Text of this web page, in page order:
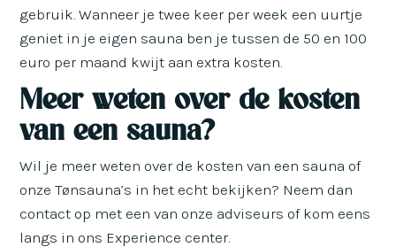
gebruik. Wanneer je twee keer per week een uurtje
geniet in je eigen sauna ben je tussen de 50 en 100
euro per maand kwijt aan extra kosten.
Meer weten over de kosten
van een sauna?
Wil je meer weten over de kosten van een sauna of
onze Tønsauna’s in het echt bekijken? Neem dan
contact op met een van onze adviseurs of kom eens
langs in ons Experience center.